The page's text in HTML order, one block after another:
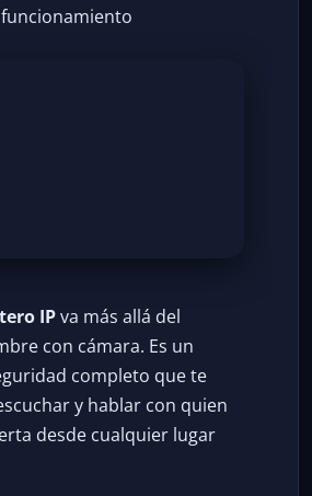
funcionamiento
IPva más allá del
con cámara. Es un
completo que te
y hablar con quien
desde cualquier lugar